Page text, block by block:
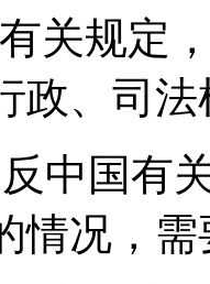
关规定
政、司
中国有
情况，